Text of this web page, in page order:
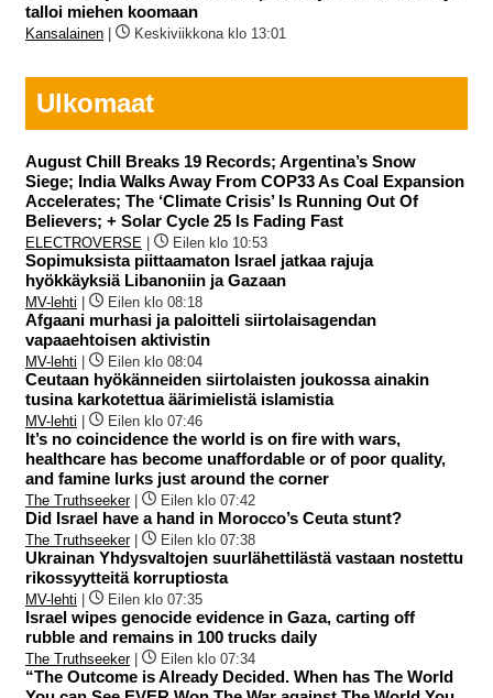
talloi miehen koomaan
Kansalainen Keskiviikkona klo 13:01
Ulkomaat
August Chill Breaks 19 Records; Argentina’s Snow
Siege; India Walks Away From COP33 As Coal Expansion
Accelerates; The ‘Climate Crisis’ Is Running Out Of
Believers; + Solar Cycle 25 Is Fading Fast
ELECTROVERSE Eilen klo 10:53
Sopimuksista piittaamaton Israel jatkaa rajuja
hyökkäyksiä Libanoniin ja Gazaan
MV-lehti Eilen klo 08:18
Afgaani murhasi ja paloitteli siirtolaisagendan
vapaaehtoisen aktivistin
MV-lehti Eilen klo 08:04
Ceutaan hyökänneiden siirtolaisten joukossa ainakin
tusina karkotettua äärimielistä islamistia
MV-lehti Eilen klo 07:46
It’s no coincidence the world is on fire with wars,
healthcare has become unaffordable or of poor quality,
and famine lurks just around the corner
The Truthseeker| Eilen klo 07:42
Did Israel have a hand in Morocco’s Ceuta stunt?
The Truthseeker| Eilen klo 07:38
Ukrainan Yhdysvaltojen suurlähettilästä vastaan nostettu
rikossyytteitä korruptiosta
MV-lehti Eilen klo 07:35
Israel wipes genocide evidence in Gaza, carting off
rubble and remains in 100 trucks daily
The Truthseeker| Eilen klo 07:34
“The Outcome is Already Decided. When has The World